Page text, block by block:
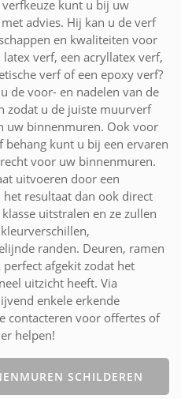
kunt u bij uw
advies. Hij kan u de verf
en kwaliteiten voor
verf, een acryllatex verf,
verf of een epoxy verf?
de voor- en nadelen van de
zodat u de juiste muurverf
uw binnenmuren. Ook voor
behang kunt u bij een ervaren
voor uw binnenmuren.
uitvoeren door een
resultaat dan ook direct
uitstralen en ze zullen
randen. Deuren, ramen
afgekit zodat het
uitzicht heeft. Via
enkele erkende
contacteren voor offertes of
helpen!
SCHILDEREN